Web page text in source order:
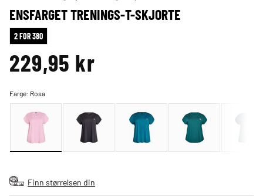
ENSFARGET TRENINGS-T-SKJORTE
2 FOR 380
229,95 kr
Farge: Rosa
Finn størrelsen din